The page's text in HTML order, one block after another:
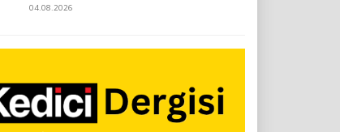
04.08.2026